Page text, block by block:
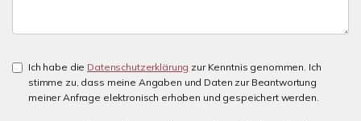
Ich habe die Datenschutzerklärung zur Kenntnis genommen. Ich
stimme zu, dass meine Angaben und Daten zur Beantwortung
meiner Anfrage elektronisch erhoben und gespeichert werden.